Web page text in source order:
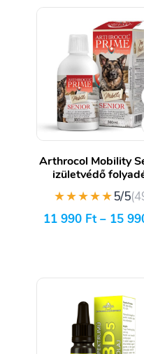
Arthrocol Mobility
izületvédő
★★★★★5/5
11 990 Ft– 15